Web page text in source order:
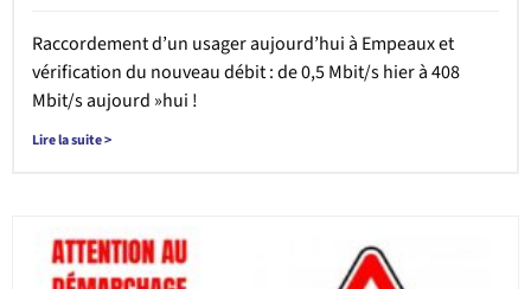
Raccordement d’un usager aujourd’hui à Empeaux et
vérification du nouveau débit : de 0,5 Mbit/s hier à 408
Mbit/s aujourd »hui !
Lire la suite >